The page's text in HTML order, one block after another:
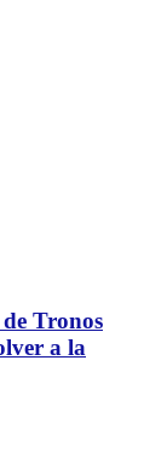
Tronos
a la